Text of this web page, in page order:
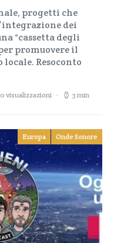
progetti che
dei
“cassetta degli
promuovere il
Resoconto
visualizzazioni 3 min
Europa Onde Sonore